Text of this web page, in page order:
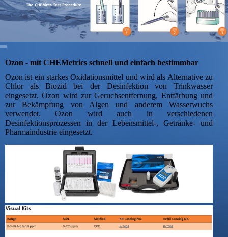
Ozon - mit CHEMetrics schnell und einfach bestimmbar
Ozon ist ein starkes Oxidationsmittel und wird als Alternative zu
Chlor als Biozid bei der Desinfektion von Trinkwasser
eingesetzt. Ozon wird zur Geruchsentfernung, Entfärbung und
zur Bekämpfung von Algen und anderem Wasserwuchs
verwendet. Ozon wird auch in verschiedenen
Desinfektionsprozessen in der Lebensmittel-, Getränke- und
Pharmaindustrie eingesetzt.